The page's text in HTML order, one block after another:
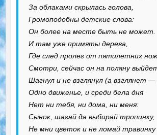
За облаками скрылась голова,
Громоподобны детские слова:
Он более на месте быть не может.
И там уже примяты дерева,
Где след пролег от пятилетних
Смотри, сейчас он на поляну
Шагнул и не взглянул (а взглянет
Одно движенье, и среди бела дня
Нет ни тебя, ни дома, ни меня:
Сынок, шагай да выбирай тропинку,
Не мни цветок и не ломай травинку